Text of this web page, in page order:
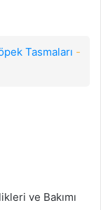
Tasmaları -